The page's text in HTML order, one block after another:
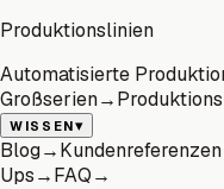
Produktionslinien
Automatisierte
Großserien→
WISSEN▾
Blog→Kundenreferenzen
Ups→FAQ→